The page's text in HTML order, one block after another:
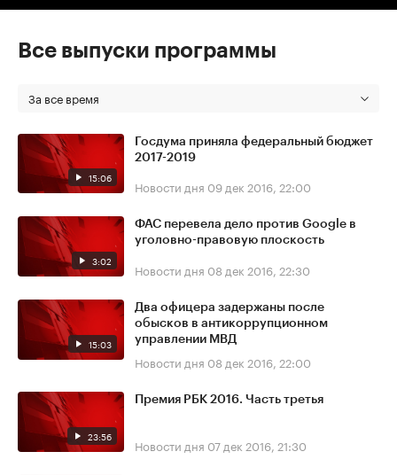
Все выпуски программы
За все время
15:06
Госдума приняла федеральный бюджет
2017-2019
Новости дня 09 дек 2016, 22:00
3:02
ФАС перевела дело против Google в
уголовно-правовую плоскость
Новости дня 08 дек 2016, 22:30
15:03
Два офицера задержаны после
обысков в антикоррупционном
управлении МВД
Новости дня 08 дек 2016, 22:00
23:56
Премия РБК 2016. Часть третья
Новости дня 07 дек 2016, 21:30